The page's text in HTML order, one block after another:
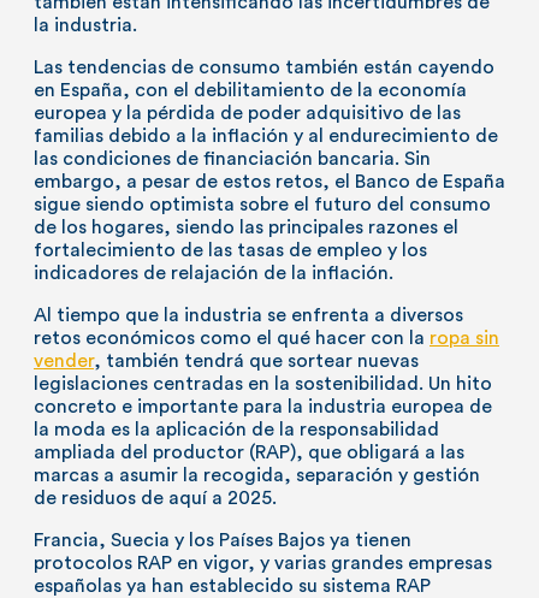
la industria.
Las tendencias de consumo también están cayendo
en España, con el debilitamiento de la economía
europea y la pérdida de poder adquisitivo de las
familias debido a la inflación y al endurecimiento de
las condiciones de financiación bancaria. Sin
embargo, a pesar de estos retos, el Banco de España
sigue siendo optimista sobre el futuro del consumo
de los hogares, siendo las principales razones el
fortalecimiento de las tasas de empleo y los
indicadores de relajación de la inflación.
Al tiempo que la industria se enfrenta a diversos
retos económicos como el qué hacer con la ropa sin
vender, también tendrá que sortear nuevas
legislaciones centradas en la sostenibilidad. Un hito
concreto e importante para la industria europea de
la moda es la aplicación de la responsabilidad
ampliada del productor (RAP), que obligará a las
marcas a asumir la recogida, separación y gestión
de residuos de aquí a 2025.
Francia, Suecia y los Países Bajos ya tienen
protocolos RAP en vigor, y varias grandes empresas
españolas ya han establecido su sistema RAP